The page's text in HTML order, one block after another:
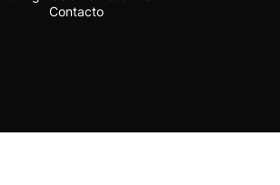
Contacto